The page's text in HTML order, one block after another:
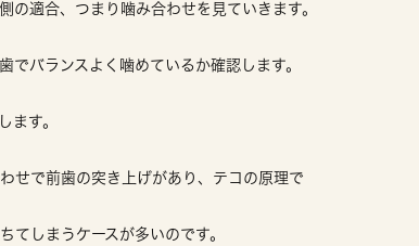
適合、つまり噛み合わせを見ていきます。
でバランスよく噛めているか確認します。
ます。
せで前歯の突き上げがあり、テコの原理で
てしまうケースが多いのです。